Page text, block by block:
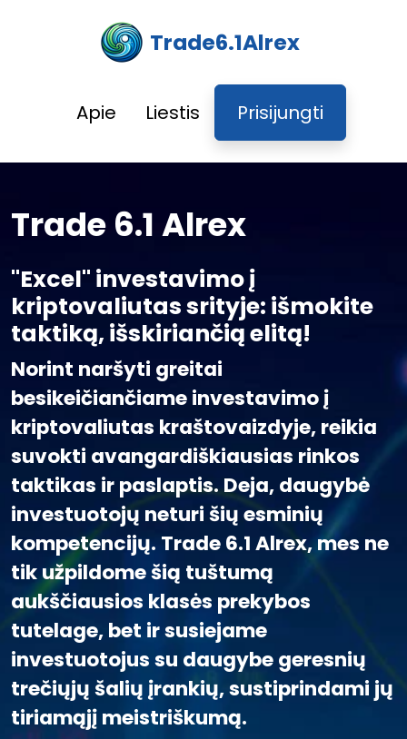
Trade6.1Alrex
Apie Liestis Prisijungti
Trade 6.1 Alrex
"Excel" investavimo į
kriptovaliutas srityje: išmokite
taktiką, išskiriančią elitą!
Norint naršyti greitai
besikeičiančiame investavimo į
kriptovaliutas kraštovaizdyje, reikia
suvokti avangardiškiausias rinkos
taktikas ir paslaptis. Deja, daugybė
investuotojų neturi šių esminių
kompetencijų. Trade 6.1 Alrex, mes ne
tik užpildome šią tuštumą
aukščiausios klasės prekybos
tutelage, bet ir susiejame
investuotojus su daugybe geresnių
trečiųjų šalių įrankių, sustiprindami jų
tiriamąjį meistriškumą.